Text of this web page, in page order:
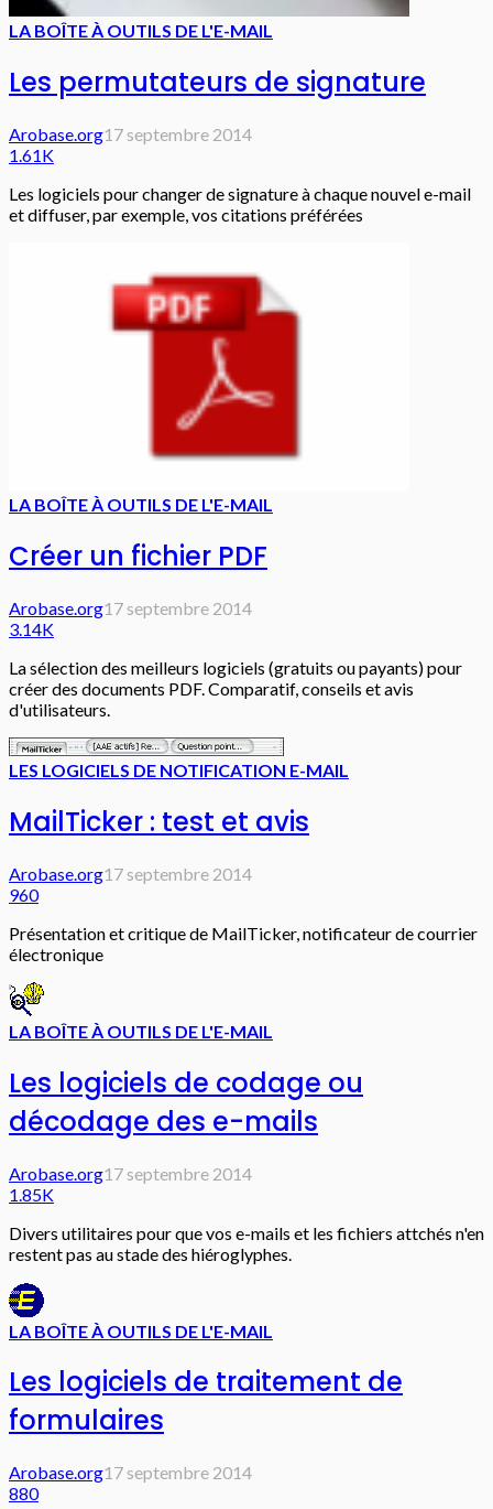
LA BOÎTE À OUTILS DE L'E-MAIL
Les permutateurs de signature
Arobase.org17 septembre 2014
1.61K
Les logiciels pour changer de signature à chaque nouvel e-mail
et diffuser, par exemple, vos citations préférées
LA BOÎTE À OUTILS DE L'E-MAIL
Créer un fichier PDF
Arobase.org17 septembre 2014
3.14K
La sélection des meilleurs logiciels (gratuits ou payants) pour
créer des documents PDF. Comparatif, conseils et avis
d'utilisateurs.
LES LOGICIELS DE NOTIFICATION E-MAIL
MailTicker : test et avis
Arobase.org17 septembre 2014
960
Présentation et critique de MailTicker, notificateur de courrier
électronique
LA BOÎTE À OUTILS DE L'E-MAIL
Les logiciels de codage ou
décodage des e-mails
Arobase.org17 septembre 2014
1.85K
Divers utilitaires pour que vos e-mails et les fichiers attchés n'en
restent pas au stade des hiéroglyphes.
LA BOÎTE À OUTILS DE L'E-MAIL
Les logiciels de traitement de
formulaires
Arobase.org17 septembre 2014
880